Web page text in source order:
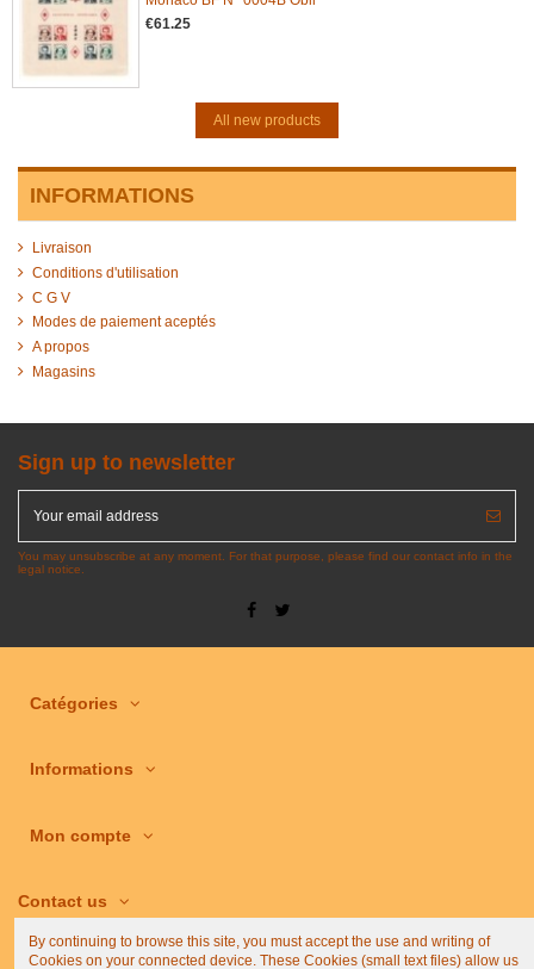
€61.25
All new products
INFORMATIONS
Livraison
Conditions d'utilisation
C G V
Modes de paiement aceptés
A propos
Magasins
Sign up to newsletter
You may unsubscribe at any moment. For that purpose, please find our contact info in the
legal notice.
Catégories
Informations
Mon compte
Contact us
By continuing to browse this site, you must accept the use and writing of
Cookies on your connected device. These Cookies (small text files) allow us